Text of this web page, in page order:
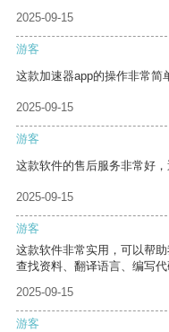
2025-09-15
游客
这款加速器app的操作非常简
2025-09-15
游客
这款软件的售后服务非常好
2025-09-15
游客
这款软件非常实用，可以帮
查找资料、翻译语言、编写代
2025-09-15
游客